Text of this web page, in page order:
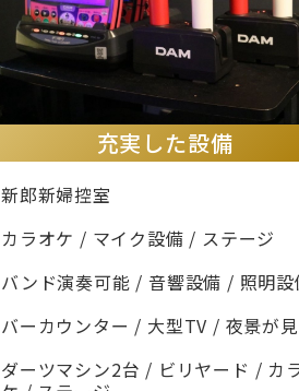
充実した設備
新郎新婦控室
カラオケ / マイク設備 / ステージ
バンド演奏可能 / 音響設備 / 照明設
バーカウンター / 大型TV / 夜景が
ダーツマシン2台 / ビリヤード / カ